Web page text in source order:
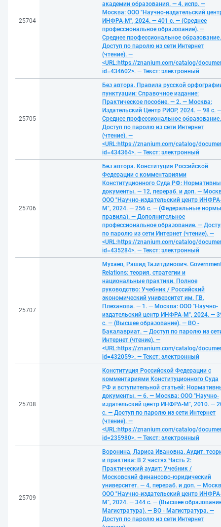
25704
академии образования. — 4, испр. —
Москва: ООО "Научно-издательский
ИНФРА-М", 2024. — 401 с. — (Среднее
профессиональное образование). —
Среднее профессиональное
Доступ по паролю из сети Интернет
(чтение). —
<URL:https://znanium.com/catalog/
id=434602>. — Текст: электронный
25705
Без автора. Правила русской
пунктуации: Справочное издание:
Практическое пособие. — 2. — Москва:
Издательский Центр РИОР, 2024. — 98 с. —
Среднее профессиональное
Доступ по паролю из сети Интернет
(чтение). —
<URL:https://znanium.com/catalog/
id=434364>. — Текст: электронный
25706
Без автора. Конституция Российской
Федерации с комментариями
Конституционного Суда РФ:
документы. — 12, перераб. и доп. —
ООО "Научно-издательский центр
М", 2024. — 256 с. — (Федеральные
правила). — Дополнительное
профессиональное образование. —
по паролю из сети Интернет (чтение). —
<URL:https://znanium.com/catalog/
id=435284>. — Текст: электронный
25707
Мухаев, Рашид Тазитдинович.
Relations: теория, стратегии и
национальные практики. Полное
руководство: Учебник / Российский
экономический университет им. Г.В.
Плеханова. — 1. — Москва: ООО "Научно-
издательский центр ИНФРА-М", 2024. —
с. — (Высшее образование). — ВО -
Бакалавриат. — Доступ по паролю из
Интернет (чтение). —
<URL:https://znanium.com/catalog/
id=432059>. — Текст: электронный
25708
Конституция Российской Федерации с
комментариями Конституционного Суда
РФ и вступительной статьей:
документы. — 6. — Москва: ООО "Научно-
издательский центр ИНФРА-М", 2010. —
с. — Доступ по паролю из сети Интернет
(чтение). —
<URL:https://znanium.com/catalog/
id=235980>. — Текст: электронный
25709
Воронина, Лариса Ивановна. Аудит:
и практика: В 2 частях Часть 2:
Практический аудит: Учебник /
Московский финансово-юридический
университет. — 4, перераб. и доп. —
ООО "Научно-издательский центр
М", 2024. — 344 с. — (Высшее
Магистратура). — ВО - Магистратура. —
Доступ по паролю из сети Интернет